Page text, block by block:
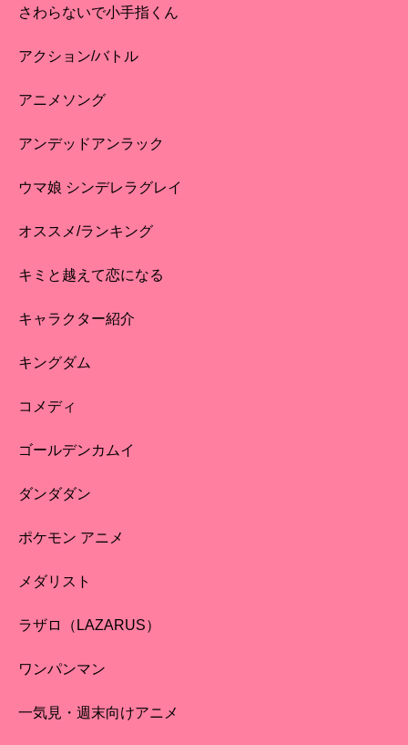
さわらないで小手指くん
アクション/バトル
アニメソング
アンデッドアンラック
ウマ娘 シンデレラグレイ
オススメ/ランキング
キミと越えて恋になる
キャラクター紹介
キングダム
コメディ
ゴールデンカムイ
ダンダダン
ポケモン アニメ
メダリスト
ラザロ（LAZARUS）
ワンパンマン
一気見・週末向けアニメ